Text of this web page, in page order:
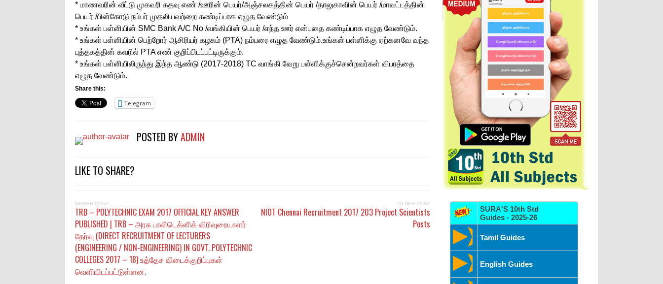
* மாணவரின் வீட்டு முகவரி கதவு எண் /ஊரின் பெயர்/அஞ்சலகத்தின் பெயர் /தாலுகாவின் பெயர் /மாவட்டத்தின்
பெயர் /பின்கோடு நம்பர் முதலியவற்றை கண்டிப்பாக எழுத வேண்டும்
* உங்கள் பள்ளியின் SMC Bank A/C No /வங்கியின் பெயர் /எந்த ஊர் என்பதை கண்டிப்பாக எழுத வேண்டும்.
* உங்கள் பள்ளியின் பெற்றோர் ஆசிரியர் கழகம் (PTA) நம்பரை எழுத வேண்டும்.உங்கள் பள்ளிக்கு ஏற்கனவே வந்த
புத்தகத்தின் கவரில் PTA எண் குறிப்பிடப்பட்டிருக்கும்.
* உங்கள் பள்ளியிலிருந்து இந்த ஆண்டு (2017-2018) TC வாங்கி வேறு பள்ளிக்குச்சென்றவர்கள் விபரத்தை
எழுத வேண்டும்.
Share this:
Telegram
POSTED BYADMIN
LIKE TO SHARE?
NEWER POST
TRB – POLYTECHNIC EXAM 2017 OFFICIAL KEY ANSWER
PUBLISHED | TRB – அரசு பாலிடெக்னிக் விரிவுரையாளர்
தேர்வு (DIRECT RECRUITMENT OF LECTURERS
(ENGINEERING / NON-ENGINEERING) IN GOVT. POLYTECHNIC
COLLEGES 2017 – 18) உத்தேச விடைக்குறிப்புகள்
வெளியிடப்பட்டுள்ளன.
OLDER POST
NIOT Chennai Recruitment 2017 203 Project Scientists
Posts
SURA'S 10th Std
Guides - 2025-26
Tamil Guides
English Guides